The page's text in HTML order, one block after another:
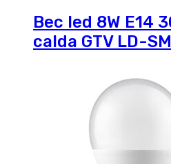
Bec led 8W E14
calda GTV LD-